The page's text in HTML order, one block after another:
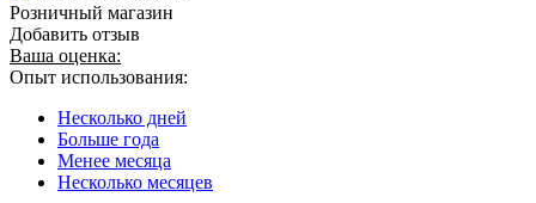
Розничный магазин
Добавить отзыв
Ваша оценка:
Опыт использования:
Несколько дней
Больше года
Менее месяца
Несколько месяцев